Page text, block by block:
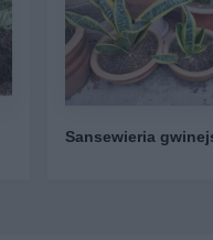
Sansewieria